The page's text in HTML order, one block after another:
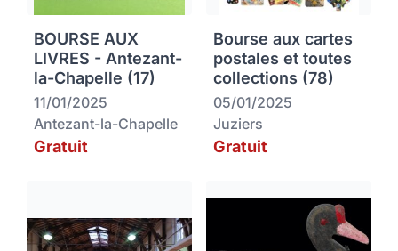
BOURSE AUX
LIVRES - Antezant-
la-Chapelle (17)
11/01/2025
Antezant-la-Chapelle
Gratuit
Bourse aux cartes
postales et toutes
collections (78)
05/01/2025
Juziers
Gratuit